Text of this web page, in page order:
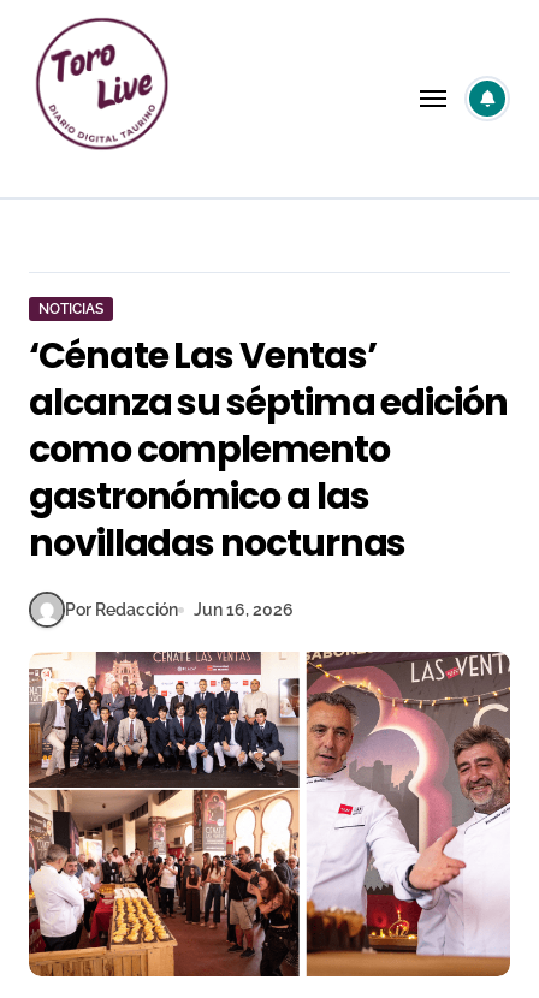
contenido
NOTICIAS
‘Cénate Las Ventas’
alcanza su séptima edición
como complemento
gastronómico a las
novilladas nocturnas
Por Redacción Jun 16, 2026